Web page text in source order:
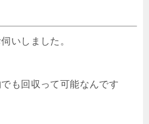
いしました。
も回収って可能なんです